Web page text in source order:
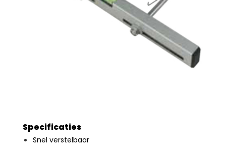
Specificaties
Snel verstelbaar